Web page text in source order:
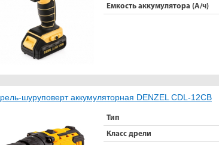
Емкость аккумулятора (А/ч)
шуруповерт аккумуляторная DENZEL CDL-12CB
Тип
Класс дрели